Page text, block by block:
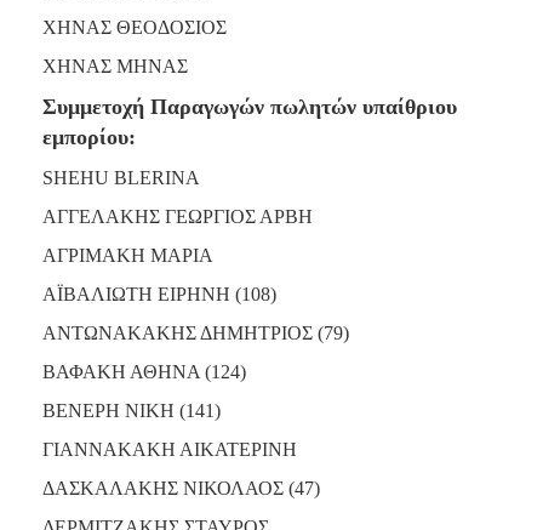
ΧΗΝΑΣ ΘΕΟΔΟΣΙΟΣ
ΧΗΝΑΣ ΜΗΝΑΣ
Συμμετοχή Παραγωγών πωλητών υπαίθριου
εμπορίου:
SHEHU BLERINA
ΑΓΓΕΛΑΚΗΣ ΓΕΩΡΓΙΟΣ ΑΡΒΗ
ΑΓΡΙΜΑΚΗ ΜΑΡΙΑ
ΑΪΒΑΛΙΩΤΗ ΕΙΡΗΝΗ (108)
ΑΝΤΩΝΑΚΑΚΗΣ ΔΗΜΗΤΡΙΟΣ (79)
ΒΑΦΑΚΗ ΑΘΗΝΑ (124)
ΒΕΝΕΡΗ ΝΙΚΗ (141)
ΓΙΑΝΝΑΚΑΚΗ ΑΙΚΑΤΕΡΙΝΗ
ΔΑΣΚΑΛΑΚΗΣ ΝΙΚΟΛΑΟΣ (47)